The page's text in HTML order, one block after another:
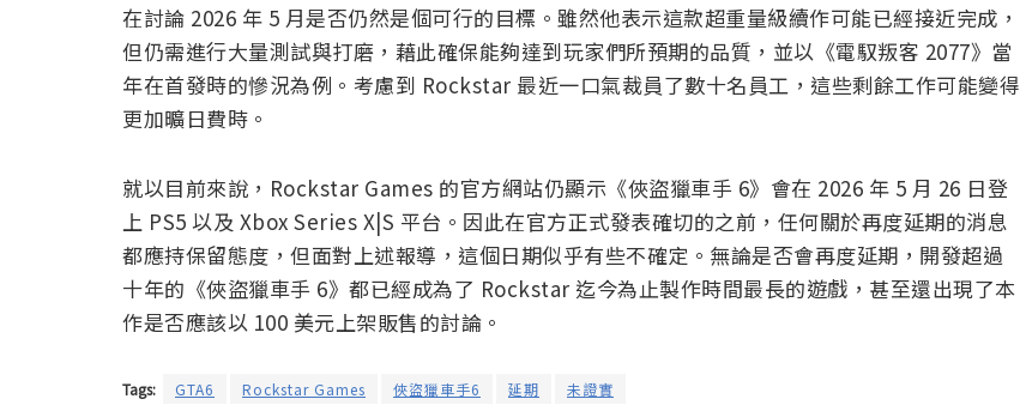
在討論 2026 年 5 月是否仍然是個可行的目標。雖然他表示這款超重量級續作可能已經接近完成，
但仍需進行大量測試與打磨，藉此確保能夠達到玩家們所預期的品質，並以《電馭叛客 2077》當
年在首發時的慘況為例。考慮到 Rockstar 最近一口氣裁員了數十名員工，這些剩餘工作可能變得
更加曠日費時。
就以目前來說，Rockstar Games 的官方網站仍顯示《俠盜獵車手 6》會在 2026 年 5 月 26 日登
上 PS5 以及 Xbox Series X|S 平台。因此在官方正式發表確切的之前，任何關於再度延期的消息
都應持保留態度，但面對上述報導，這個日期似乎有些不確定。無論是否會再度延期，開發超過
十年的《俠盜獵車手 6》都已經成為了 Rockstar 迄今為止製作時間最長的遊戲，甚至還出現了本
作是否應該以 100 美元上架販售的討論。
Tags: GTA6 Rockstar Games 俠盜獵車手6 延期 未證實